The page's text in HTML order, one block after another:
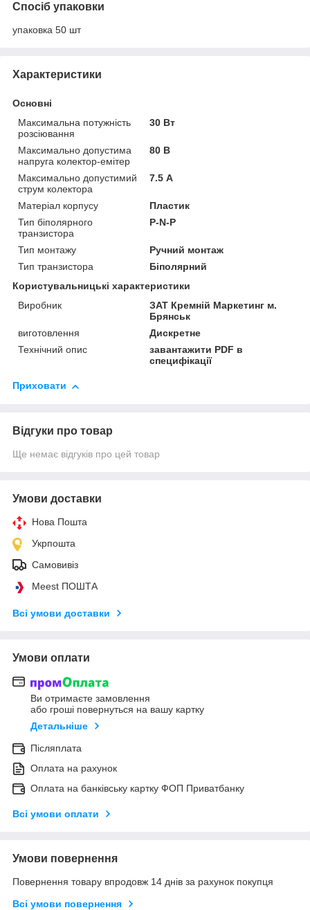
Спосіб упаковки
упаковка 50 шт
Характеристики
Основні
Максимальна потужність
розсіювання
30 Вт
Максимально допустима
напруга колектор-емітер
80 В
Максимально допустимий
струм колектора
7.5 А
Матеріал корпусу
Пластик
Тип біполярного
транзистора
P-N-P
Тип монтажу
Ручний монтаж
Тип транзистора
Біполярний
Користувальницькі характеристики
Виробник
ЗАТ Кремній Маркетинг м.
Брянськ
виготовлення
Дискретне
Технічний опис
завантажити PDF в
специфікації
Приховати
Відгуки про товар
Ще немає відгуків про цей товар
Умови доставки
Нова Пошта
Укрпошта
Самовивіз
Meest ПОШТА
Всі умови доставки
Умови оплати
Ви отримаєте замовлення
або гроші повернуться на вашу картку
Детальніше
Післяплата
Оплата на рахунок
Оплата на банківську картку ФОП Приватбанку
Всі умови оплати
Умови повернення
Повернення товару впродовж 14 днів за рахунок покупця
Всі умови повернення